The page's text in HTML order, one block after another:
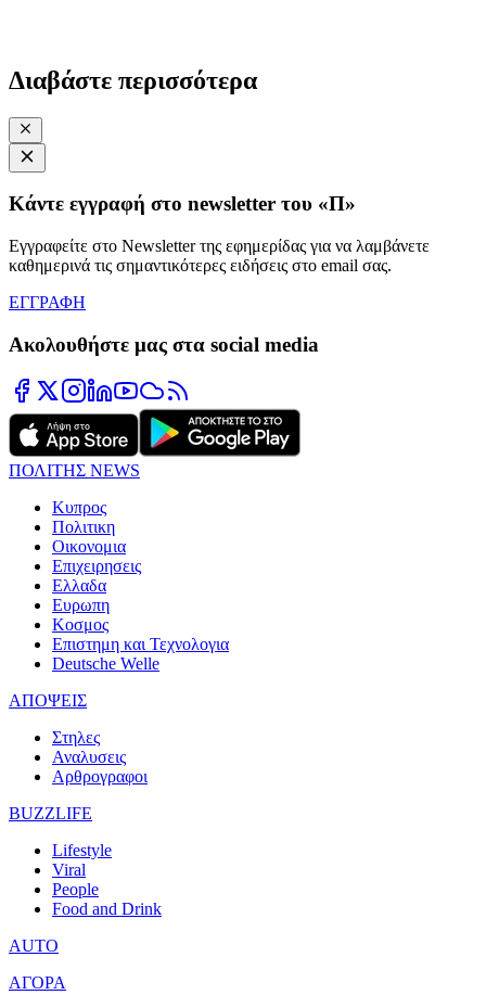
Διαβάστε περισσότερα
Κάντε εγγραφή στο newsletter του «Π»
Εγγραφείτε στο Newsletter της εφημερίδας για να λαμβάνετε
καθημερινά τις σημαντικότερες ειδήσεις στο email σας.
ΕΓΓΡΑΦΗ
Ακολουθήστε μας στα social media
ΠΟΛΙΤΗΣ NEWS
Κυπρος
Πολιτικη
Οικονομια
Επιχειρησεις
Ελλαδα
Ευρωπη
Κοσμος
Επιστημη και Τεχνολογια
Deutsche Welle
ΑΠΟΨΕΙΣ
Στηλες
Αναλυσεις
Αρθρογραφοι
BUZZLIFE
Lifestyle
Viral
People
Food and Drink
AUTO
ΑΓΟΡΑ